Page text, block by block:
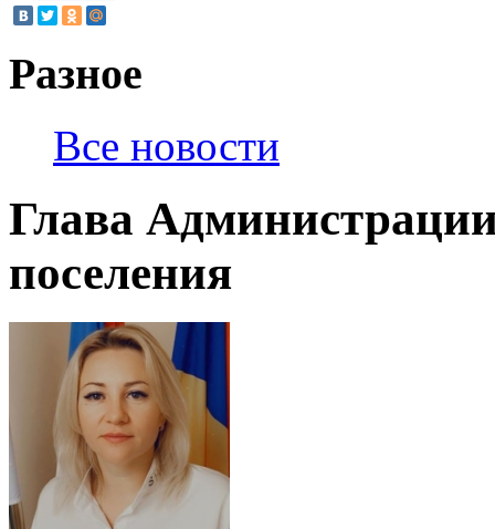
Разное
Все новости
Глава
поселения